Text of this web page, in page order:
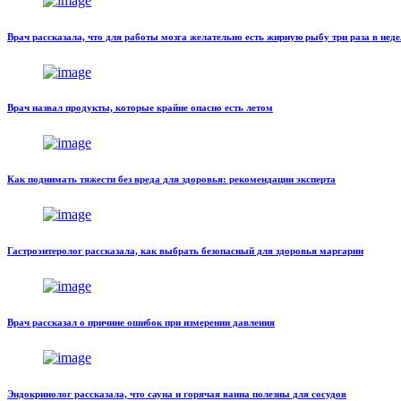
Врач рассказала, что для работы мозга желательно есть жирную рыбу три раза в
Врач назвал продукты, которые крайне опасно есть летом
Как поднимать тяжести без вреда для здоровья: рекомендации эксперта
Гастроэнтеролог рассказала, как выбрать безопасный для здоровья маргарин
Врач рассказал о причине ошибок при измерении давления
Эндокринолог рассказала, что сауна и горячая ванна полезны для сосудов